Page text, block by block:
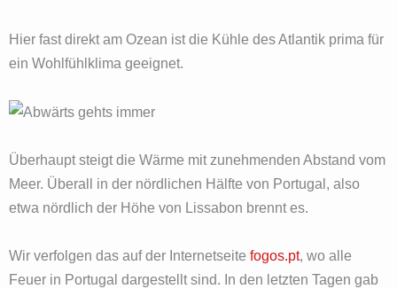
Hier fast direkt am Ozean ist die Kühle des Atlantik prima für
ein Wohlfühlklima geeignet.
Überhaupt steigt die Wärme mit zunehmenden Abstand vom
Meer. Überall in der nördlichen Hälfte von Portugal, also
etwa nördlich der Höhe von Lissabon brennt es.
Wir verfolgen das auf der Internetseite fogos.pt, wo alle
Feuer in Portugal dargestellt sind. In den letzten Tagen gab